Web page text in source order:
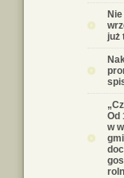
już
Od
w